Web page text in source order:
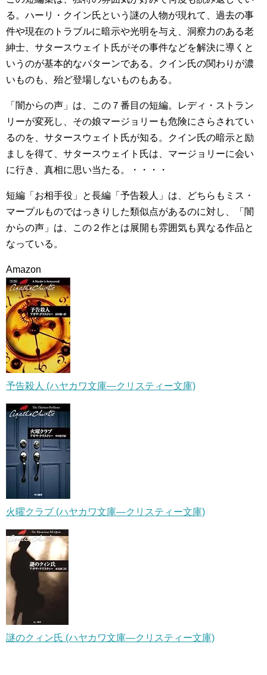
る。ハーリ・クイン氏という謎の人物が現れて、過去の事
件や現在のトラブルに暗示や光明を与え、洞察力のある老
紳士、サタースウェイト氏がその事件などを解決に導くと
いうのが基本的なパターンである。クイン氏の関わりが濃
いものも、殆ど登場しないものもある。
「闇からの声」は、この７番目の短編。レディ・ストラン
リーが変死し、その娘マージョリーも危険にさらされてい
るのを、サタースウェイト氏が知る。クイン氏の暗示と励
ましを得て、サタースウェイト氏は、マージョリーに会い
に行き、真相に思い当たる。・・・・
短編「お相手役」と長編「予告殺人」は、どちらもミス・
マープルものではっきりした類似点があるのに対し、「闇
からの声」は、この２作とは展開も雰囲気も異なる作品と
なっている。
Amazon
予告殺人 (ハヤカワ文庫―クリスティー文庫)
火曜クラブ (ハヤカワ文庫―クリスティー文庫)
謎のクィン氏 (ハヤカワ文庫―クリスティー文庫)